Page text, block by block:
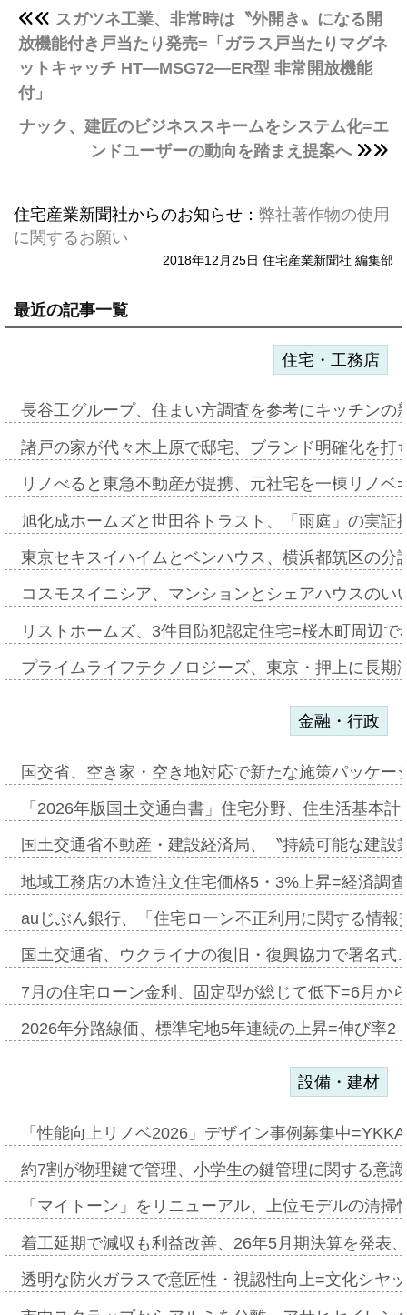
スガツネ工業、非常時は〝外開き〟になる開
放機能付き戸当たり発売=「ガラス戸当たりマグネ
ットキャッチ HT―MSG72―ER型 非常開放機能
付」
ナック、建匠のビジネススキームをシステム化=エ
ンドユーザーの動向を踏まえ提案へ
住宅産業新聞社からのお知らせ： 弊社著作物の使用
に関するお願い
2018年12月25日 住宅産業新聞社 編集部
最近の記事一覧
住宅・工務店
長谷工グループ、住まい方調査を参考にキッチン
諸戸の家が代々木上原で邸宅、ブランド明確化を
リノべると東急不動産が提携、元社宅を一棟リノ
旭化成ホームズと世田谷トラスト、「雨庭」の実
東京セキスイハイムとベンハウス、横浜都筑区の
コスモスイニシア、マンションとシェアハウスの
リストホームズ、3件目防犯認定住宅=桜木町周辺
プライムライフテクノロジーズ、東京・押上に長
金融・行政
国交省、空き家・空き地対応で新たな施策パッケ
「2026年版国土交通白書」住宅分野、住生活基本
国土交通省不動産・建設経済局、〝持続可能な建
地域工務店の木造注文住宅価格5・3%上昇=経済調
auじぶん銀行、「住宅ローン不正利用に関する情
国土交通省、ウクライナの復旧・復興協力で署名
7月の住宅ローン金利、固定型が総じて低下=6月か
2026年分路線価、標準宅地5年連続の上昇=伸び率
設備・建材
「性能向上リノベ2026」デザイン事例募集中
約7割が物理鍵で管理、小学生の鍵管理に関する意
「マイトーン」をリニューアル、上位モデルの清
着工延期で減収も利益改善、26年5月期決算を発表
透明な防火ガラスで意匠性・視認性向上=文化シヤ